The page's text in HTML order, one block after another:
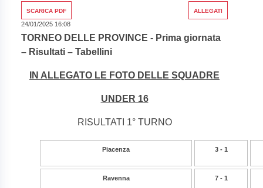
SCARICA PDF ALLEGATI
24/01/2025 16:08
TORNEO DELLE PROVINCE - Prima giornata
– Risultati – Tabellini
IN ALLEGATO LE FOTO DELLE SQUADRE
UNDER 16
RISULTATI 1° TURNO
Piacenza 3 - 1
Ravenna 7 - 1